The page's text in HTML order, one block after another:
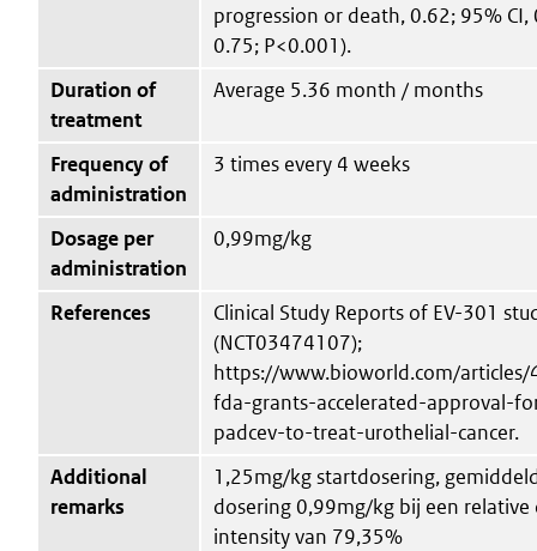
progression or death, 0.62; 95% CI,
0.75; P<0.001).
Duration of
treatment
Average 5.36 month / months
Frequency of
administration
3 times every 4 weeks
Dosage per
administration
0,99mg/kg
References
Clinical Study Reports of EV-301
(NCT03474107);
https://www.bioworld.com/
fda-grants-accelerated-approval-
padcev-to-treat-urothelial-cancer.
Additional
remarks
1,25mg/kg startdosering,
dosering 0,99mg/kg bij een relative
intensity van 79,35%